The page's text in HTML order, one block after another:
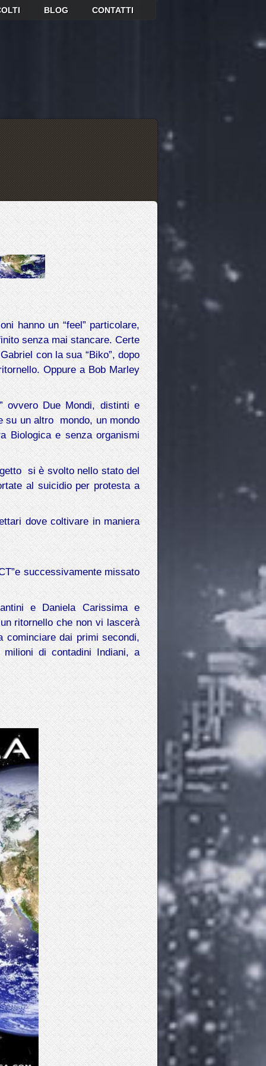
BLOG CONTATTI
hanno un “feel” particolare,
senza mai stancare. Certe
con la sua “Biko”, dopo
Oppure a Bob Marley
ovvero Due Mondi, distinti e
su un altro mondo, un mondo
Biologica e senza organismi
si è svolto nello stato del
al suicidio per protesta a
dove coltivare in maniera
successivamente missato
e Daniela Carissima e
ritornello che non vi lascerà
cominciare dai primi secondi,
di contadini Indiani, a